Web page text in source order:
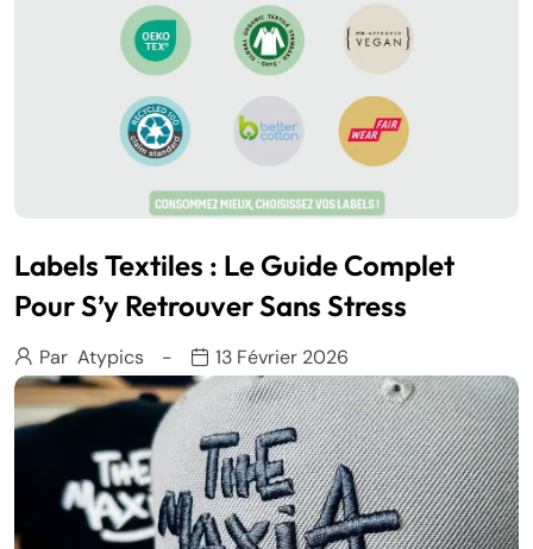
Labels Textiles : Le Guide Complet
Pour S’y Retrouver Sans Stress
Par Atypics 13 Février 2026